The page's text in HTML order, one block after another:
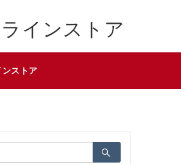
インストア
ストア